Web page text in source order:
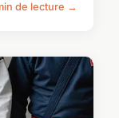
de lecture →